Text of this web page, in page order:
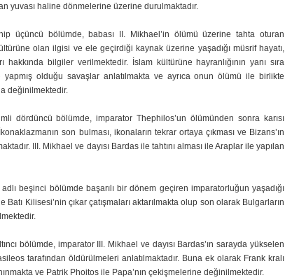
yuvası haline dönmelerine üzerine durulmaktadır.
üçüncü bölümde, babası II. Mik­hael’in ölümü üzerine tahta oturan
olan ilgisi ve ele geçirdiği kaynak üzerine yaşadığı müsrif hayatı,
bilgiler verilmektedir. İslam kül­türüne hayranlığının yanı sıra
yapmış olduğu savaşlar anlatılmakta ve ayrıca onun ölümü ile birlikte
değinilmektedir.
dördüncü bölümde, imparator The­philos’un ölümünden sonra karısı
son bulması, ikonaların tekrar ortaya çıkması ve Bizans’ın
III. Mikhael ve dayısı Bardas ile tahtını alması ile Araplar ile yapılan
beşinci bölümde başarılı bir dö­nem geçiren imparatorluğun yaşadığı
Kilisesi’nin çıkar çatışmaları aktarılmakta olup son olarak Bulgarların
bölümde, imparator III. Mi­kha­el ve dayısı Bardas’ın sarayda yükselen
tarafından öldürülmeleri anlatılmaktadır. Buna ek olarak Frank kralı
ve Patrik Phoitos ile Pa­pa’nın çekişmelerine değinilmektedir.